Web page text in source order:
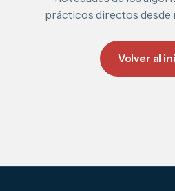
prácticos directos desde
Volver al